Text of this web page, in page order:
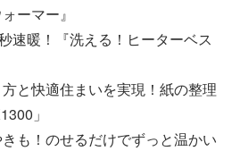
ーマー』
速暖！『洗える！ヒーターベス
と快適住まいを実現！紙の整理
」
も！のせるだけでずっと温かい